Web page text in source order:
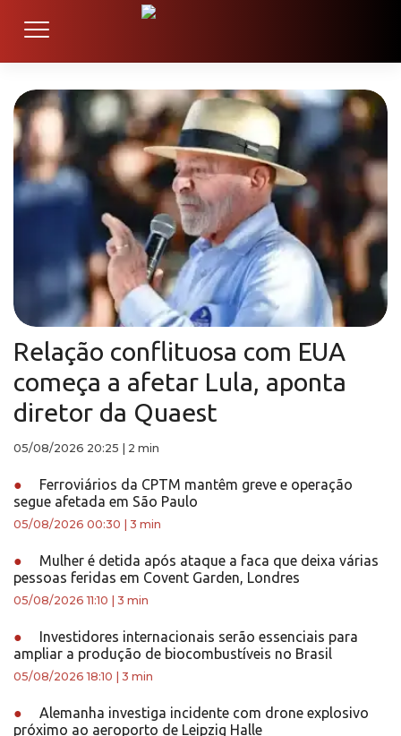
Relação conflituosa com EUA
começa a afetar Lula, aponta
diretor da Quaest
05/08/2026 20:25 2 min
●
Ferroviários da CPTM mantêm greve e operação
segue afetada em São Paulo
05/08/2026 00:30 3 min
●
Mulher é detida após ataque a faca que deixa várias
pessoas feridas em Covent Garden, Londres
05/08/2026 11:10 3 min
●
Investidores internacionais serão essenciais para
ampliar a produção de biocombustíveis no Brasil
05/08/2026 18:10 3 min
●
Alemanha investiga incidente com drone explosivo
próximo ao aeroporto de Leipzig Halle